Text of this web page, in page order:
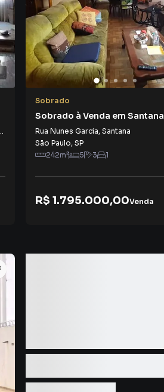
Sobrado
Sobrado à Venda em Santana
Rua Nunes Garcia, Santana
São Paulo, SP
242m² 5 3 1
R$ 1.795.000,00Venda